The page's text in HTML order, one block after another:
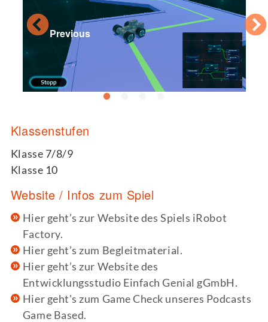
Previous
Klassenstufen
Klasse 7/8/9
Klasse 10
Website / Infos zum Spiel
Hier geht’s zur Website des Spiels iRobot
Factory.
Hier geht’s zum Begleitmaterial.
Hier geht’s zur Website des
Entwicklungsstudio Einfach Genial gGmbH.
Hier geht's zum Game Check unseres Podcasts
Game Based.